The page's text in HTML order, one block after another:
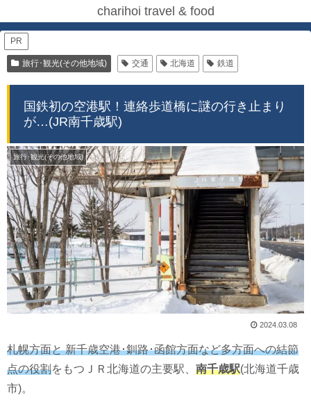
charihoi travel & food
PR
旅行･観光(その他地域) 交通 北海道 鉄道
国鉄初の空港駅！連絡歩道橋に謎の行き止まり
が…(JR南千歳駅)
旅行･観光(その他地域)
2024.03.08
札幌方面と 新千歳空港･釧路･函館方面など多方面への結節
点の役割をもつＪＲ北海道の主要駅、 南千歳駅(北海道千歳
市)。